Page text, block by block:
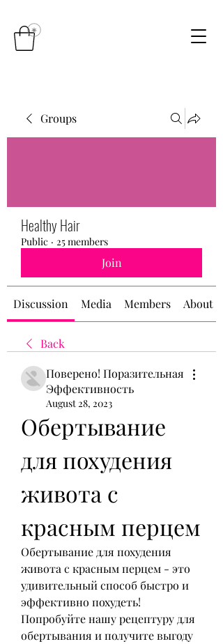
Groups
Healthy Hair
Public · 25 members
Join
Discussion Media Members About
Back
Поверено! Поразительная
Эффективность
August 28, 2023
Обертывание
для похудения
живота с
красным перцем
Обертывание для похудения
живота с красным перцем - это
удивительный способ быстро и
эффективно похудеть!
Попробуйте нашу рецептуру для
обертывания и получите выгоду